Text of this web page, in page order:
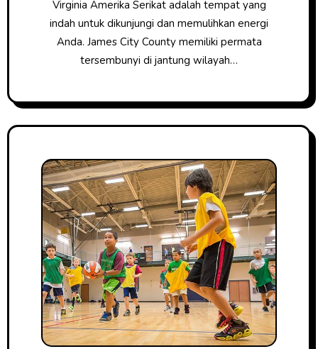
Virginia Amerika Serikat adalah tempat yang
indah untuk dikunjungi dan memulihkan energi
Anda. James City County memiliki permata
tersembunyi di jantung wilayah…